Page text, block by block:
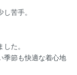
苦手。
た。
季節も快適な着心地